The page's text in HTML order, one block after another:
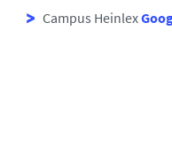
Campus Heinlex